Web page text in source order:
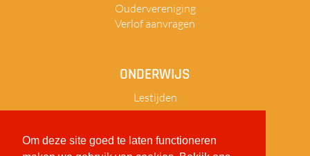
Om deze site goed te laten functioneren
Oudervereniging
Verlof aanvragen
ONDERWIJS
Lestijden